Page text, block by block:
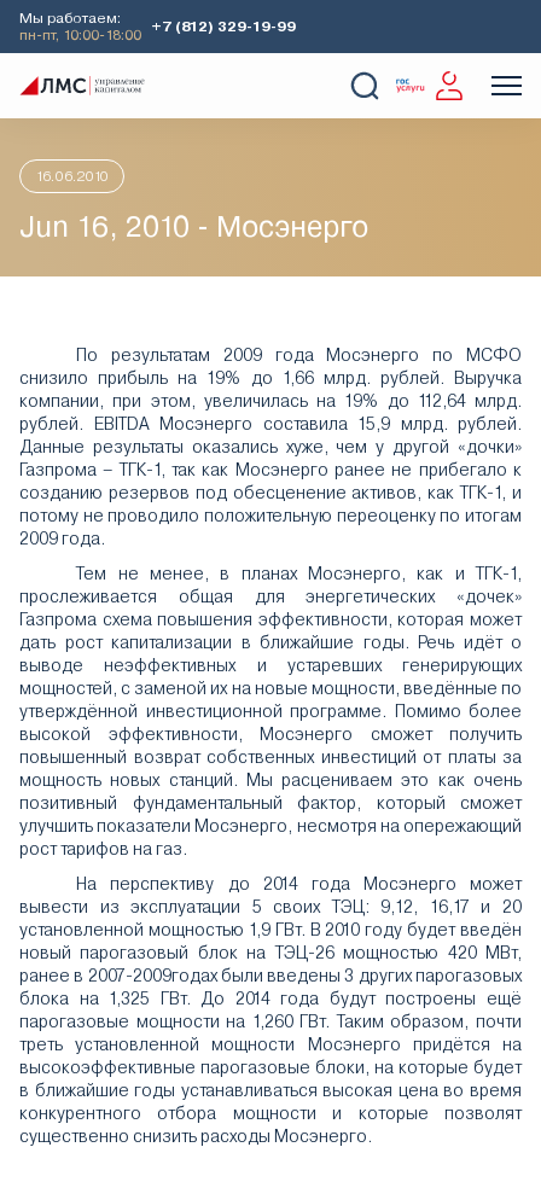
Мы работаем:
пн-пт, 10:00-18:00
+7 (812) 329-19-99
Главная Аналитика
16.06.2010
Jun 16, 2010 - Мосэнерго
По результатам 2009 года Мосэнерго по МСФО
снизило прибыль на 19% до 1,66 млрд. рублей. Выручка
компании, при этом, увеличилась на 19% до 112,64 млрд.
рублей. EBITDA Мосэнерго составила 15,9 млрд. рублей.
Данные результаты оказались хуже, чем у другой «дочки»
Газпрома – ТГК-1, так как Мосэнерго ранее не прибегало к
созданию резервов под обесценение активов, как ТГК-1, и
потому не проводило положительную переоценку по итогам
2009 года.
Тем не менее, в планах Мосэнерго, как и ТГК-1,
прослеживается общая для энергетических «дочек»
Газпрома схема повышения эффективности, которая может
дать рост капитализации в ближайшие годы. Речь идёт о
выводе неэффективных и устаревших генерирующих
мощностей, с заменой их на новые мощности, введённые по
утверждённой инвестиционной программе. Помимо более
высокой эффективности, Мосэнерго сможет получить
повышенный возврат собственных инвестиций от платы за
мощность новых станций. Мы расцениваем это как очень
позитивный фундаментальный фактор, который сможет
улучшить показатели Мосэнерго, несмотря на опережающий
рост тарифов на газ.
На перспективу до 2014 года Мосэнерго может
вывести из эксплуатации 5 своих ТЭЦ: 9,12, 16,17 и 20
установленной мощностью 1,9 ГВт. В 2010 году будет введён
новый парогазовый блок на ТЭЦ-26 мощностью 420 МВт,
ранее в 2007-2009годах были введены 3 других парогазовых
блока на 1,325 ГВт. До 2014 года будут построены ещё
парогазовые мощности на 1,260 ГВт. Таким образом, почти
треть установленной мощности Мосэнерго придётся на
высокоэффективные парогазовые блоки, на которые будет
в ближайшие годы устанавливаться высокая цена во время
конкурентного отбора мощности и которые позволят
существенно снизить расходы Мосэнерго.